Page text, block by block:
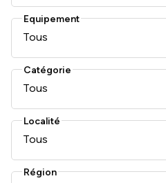
Equipement
Tous
Catégorie
Tous
Localité
Tous
Région